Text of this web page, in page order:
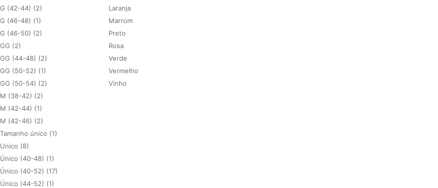
G (42-44) (2)
G (46-48) (1)
G (46-50) (2)
GG (2)
GG (44-48) (2)
GG (50-52) (1)
GG (50-54) (2)
M (38-42) (2)
M (42-44) (1)
M (42-46) (2)
Tamanho único (1)
Unico (8)
Único (40-48) (1)
Único (40-52) (17)
Único (44-52) (1)
Laranja
Marrom
Preto
Rosa
Verde
Vermelho
Vinho